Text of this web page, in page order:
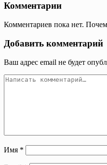
Комментарии
Комментариев пока нет.
Добавить комментарий
Ваш адрес email не будет
Имя *